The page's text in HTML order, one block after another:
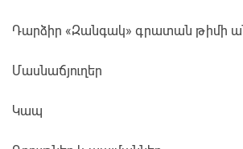
Դարձիր «Զանգակ» գրատան թիմի
Մասնաճյուղեր
Կապ